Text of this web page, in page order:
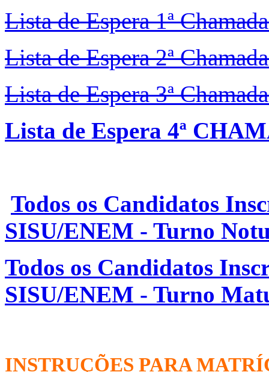
Lista de Espera 1ª
Lista de Espera 2ª
Lista de Espera 3ª
Lista de Espera 4ª
Todos os Candidatos
SISU/ENEM - Turno
Todos os Candidatos
SISU/ENEM - Turno
INSTRUÇÕES PARA